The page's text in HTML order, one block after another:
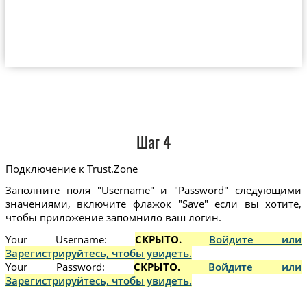
Шаг 4
Подключение к Trust.Zone
Заполните поля "Username" и "Password" следующими
значениями, включите флажок "Save" если вы хотите,
чтобы приложение запомнило ваш логин.
Your Username: СКРЫТО. Войдите или
Зарегистрируйтесь, чтобы увидеть.
Your Password: СКРЫТО. Войдите или
Зарегистрируйтесь, чтобы увидеть.